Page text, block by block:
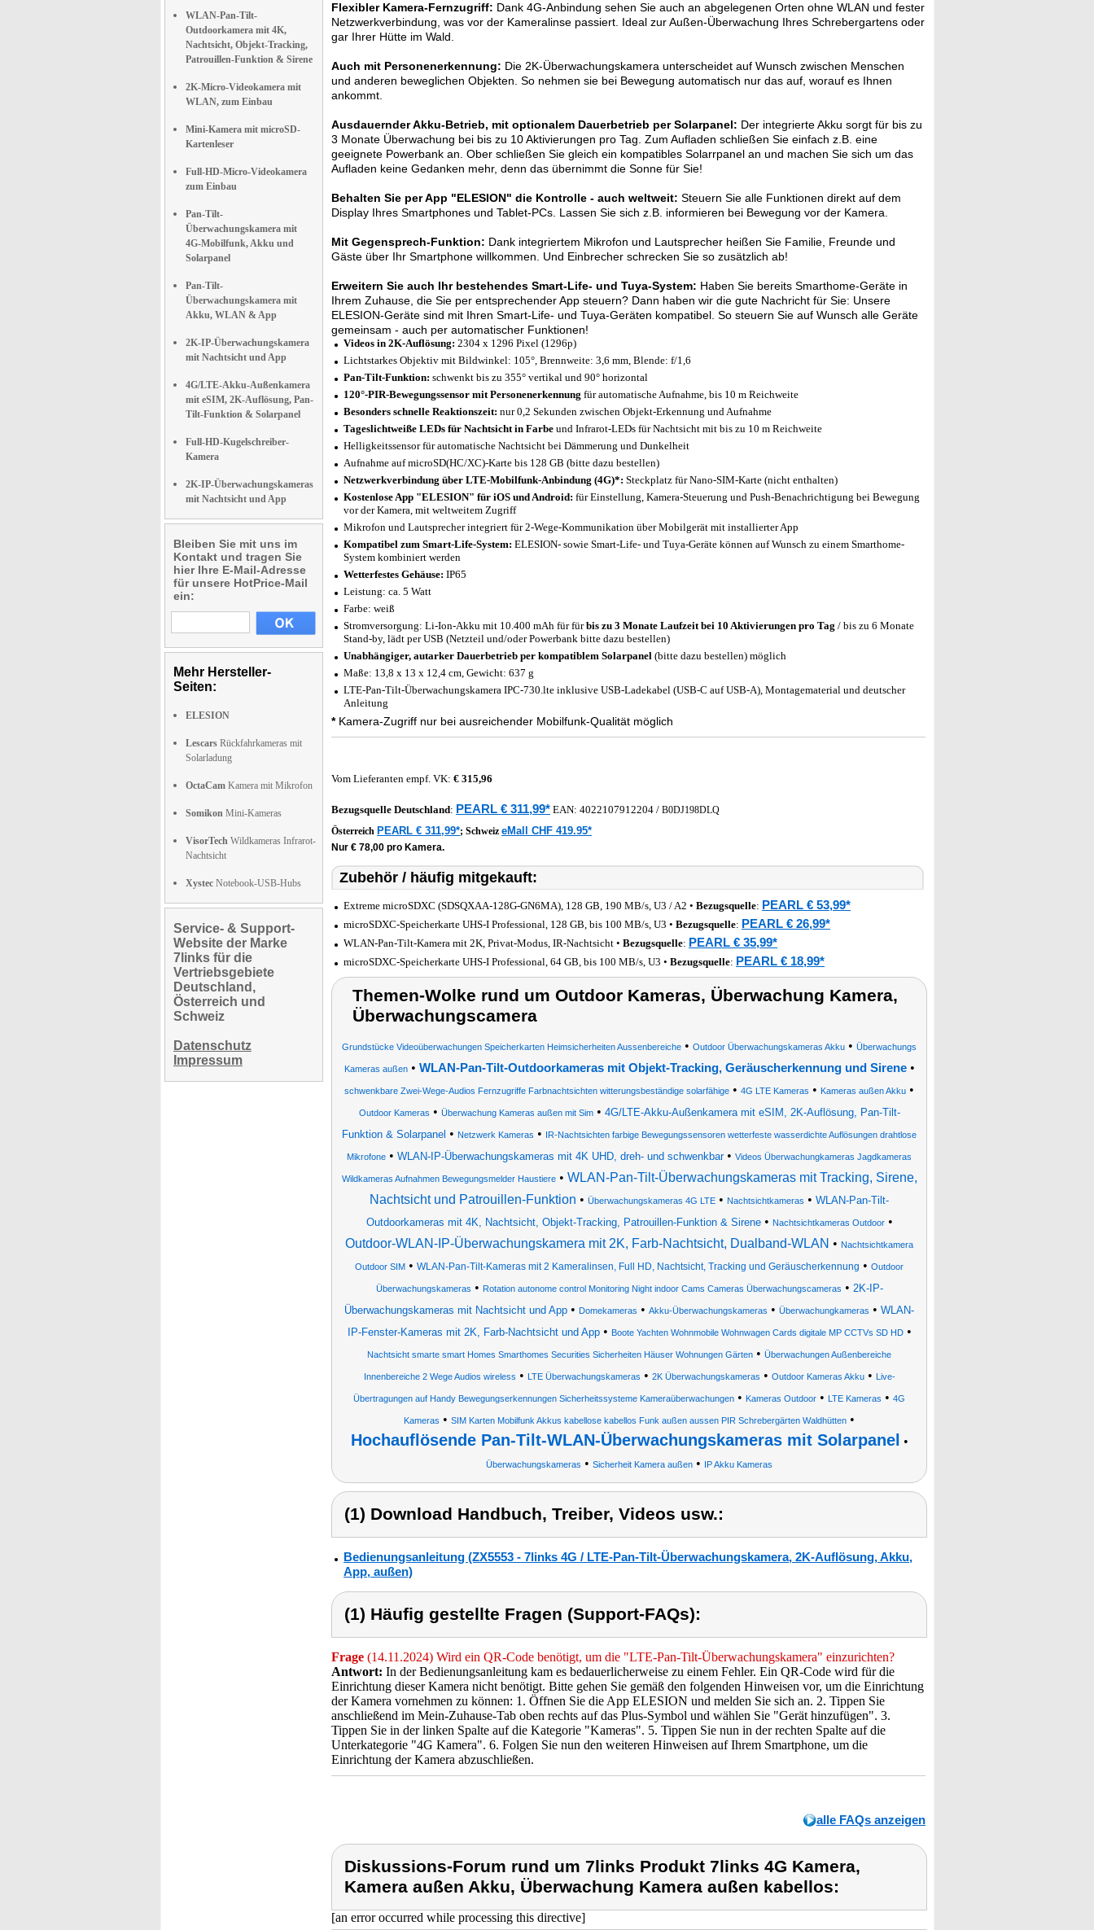
WLAN-Pan-Tilt-
Outdoorkamera mit 4K,
Nachtsicht, Objekt-Tracking,
Patrouillen-Funktion & Sirene
2K-Micro-Videokamera mit
WLAN, zum Einbau
Mini-Kamera mit microSD-
Kartenleser
Full-HD-Micro-Videokamera
zum Einbau
Pan-Tilt-
Überwachungskamera mit
4G-Mobilfunk, Akku und
Solarpanel
Pan-Tilt-
Überwachungskamera mit
Akku, WLAN & App
2K-IP-Überwachungskamera
mit Nachtsicht und App
4G/LTE-Akku-Außenkamera
mit eSIM, 2K-Auflösung, Pan-
Tilt-Funktion & Solarpanel
Full-HD-Kugelschreiber-
Kamera
2K-IP-Überwachungskameras
mit Nachtsicht und App
Bleiben Sie mit uns im
Kontakt und tragen Sie
hier Ihre E-Mail-Adresse
für unsere HotPrice-Mail
ein:
Mehr Hersteller-
Seiten:
ELESION
Lescars Rückfahrkameras mit
Solarladung
OctaCam Kamera mit Mikrofon
Somikon Mini-Kameras
VisorTech Wildkameras Infrarot-
Nachtsicht
Xystec Notebook-USB-Hubs
Service- & Support-
Website der Marke
7links für die
Vertriebsgebiete
Deutschland,
Österreich und
Schweiz
Datenschutz
Impressum
Flexibler Kamera-Fernzugriff: Dank 4G-Anbindung sehen Sie auch an abgelegenen Orten ohne WLAN und fester
Netzwerkverbindung, was vor der Kameralinse passiert. Ideal zur Außen-Überwachung Ihres Schrebergartens oder
gar Ihrer Hütte im Wald.
Auch mit Personenerkennung: Die 2K-Überwachungskamera unterscheidet auf Wunsch zwischen Menschen
und anderen beweglichen Objekten. So nehmen sie bei Bewegung automatisch nur das auf, worauf es Ihnen
ankommt.
Ausdauernder Akku-Betrieb, mit optionalem Dauerbetrieb per Solarpanel: Der integrierte Akku sorgt für bis zu
3 Monate Überwachung bei bis zu 10 Aktivierungen pro Tag. Zum Aufladen schließen Sie einfach z.B. eine
geeignete Powerbank an. Ober schließen Sie gleich ein kompatibles Solarrpanel an und machen Sie sich um das
Aufladen keine Gedanken mehr, denn das übernimmt die Sonne für Sie!
Behalten Sie per App "ELESION" die Kontrolle - auch weltweit: Steuern Sie alle Funktionen direkt auf dem
Display Ihres Smartphones und Tablet-PCs. Lassen Sie sich z.B. informieren bei Bewegung vor der Kamera.
Mit Gegensprech-Funktion: Dank integriertem Mikrofon und Lautsprecher heißen Sie Familie, Freunde und
Gäste über Ihr Smartphone willkommen. Und Einbrecher schrecken Sie so zusätzlich ab!
Erweitern Sie auch Ihr bestehendes Smart-Life- und Tuya-System: Haben Sie bereits Smarthome-Geräte in
Ihrem Zuhause, die Sie per entsprechender App steuern? Dann haben wir die gute Nachricht für Sie: Unsere
ELESION-Geräte sind mit Ihren Smart-Life- und Tuya-Geräten kompatibel. So steuern Sie auf Wunsch alle Geräte
gemeinsam - auch per automatischer Funktionen!
Videos in 2K-Auflösung: 2304 x 1296 Pixel (1296p)
Lichtstarkes Objektiv mit Bildwinkel: 105°, Brennweite: 3,6 mm, Blende: f/1,6
Pan-Tilt-Funktion: schwenkt bis zu 355° vertikal und 90° horizontal
120°-PIR-Bewegungssensor mit Personenerkennung für automatische Aufnahme, bis 10 m Reichweite
Besonders schnelle Reaktionszeit: nur 0,2 Sekunden zwischen Objekt-Erkennung und Aufnahme
Tageslichtweiße LEDs für Nachtsicht in Farbe und Infrarot-LEDs für Nachtsicht mit bis zu 10 m Reichweite
Helligkeitssensor für automatische Nachtsicht bei Dämmerung und Dunkelheit
Aufnahme auf microSD(HC/XC)-Karte bis 128 GB (bitte dazu bestellen)
Netzwerkverbindung über LTE-Mobilfunk-Anbindung (4G)*: Steckplatz für Nano-SIM-Karte (nicht enthalten)
Kostenlose App "ELESION" für iOS und Android: für Einstellung, Kamera-Steuerung und Push-Benachrichtigung bei Bewegung
vor der Kamera, mit weltweitem Zugriff
Mikrofon und Lautsprecher integriert für 2-Wege-Kommunikation über Mobilgerät mit installierter App
Kompatibel zum Smart-Life-System: ELESION- sowie Smart-Life- und Tuya-Geräte können auf Wunsch zu einem Smarthome-
System kombiniert werden
Wetterfestes Gehäuse: IP65
Leistung: ca. 5 Watt
Farbe: weiß
Stromversorgung: Li-Ion-Akku mit 10.400 mAh für fürbis zu 3 Monate Laufzeit bei 10 Aktivierungen pro Tag / bis zu 6 Monate
Stand-by, lädt per USB (Netzteil und/oder Powerbank bitte dazu bestellen)
Unabhängiger, autarker Dauerbetrieb per kompatiblem Solarpanel (bitte dazu bestellen) möglich
Maße: 13,8 x 13 x 12,4 cm, Gewicht: 637 g
LTE-Pan-Tilt-Überwachungskamera IPC-730.lte inklusive USB-Ladekabel (USB-C auf USB-A), Montagematerial und deutscher
Anleitung
*Kamera-Zugriff nur bei ausreichender Mobilfunk-Qualität möglich
Vom Lieferanten empf. VK: € 315,96
Bezugsquelle Deutschland: PEARL € 311,99* EAN: 4022107912204 / B0DJ198DLQ
Österreich PEARL € 311,99*; Schweiz eMall CHF 419.95*
Nur € 78,00 pro Kamera.
Zubehör / häufig mitgekauft:
Extreme microSDXC (SDSQXAA-128G-GN6MA), 128 GB, 190 MB/s, U3 / A2 • Bezugsquelle: PEARL € 53,99*
microSDXC-Speicherkarte UHS-I Professional, 128 GB, bis 100 MB/s, U3 • Bezugsquelle: PEARL € 26,99*
WLAN-Pan-Tilt-Kamera mit 2K, Privat-Modus, IR-Nachtsicht • Bezugsquelle: PEARL € 35,99*
microSDXC-Speicherkarte UHS-I Professional, 64 GB, bis 100 MB/s, U3 • Bezugsquelle: PEARL € 18,99*
Themen-Wolke rund um Outdoor Kameras, Überwachung Kamera,
Überwachungscamera
Grundstücke Videoüberwachungen Speicherkarten Heimsicherheiten Aussenbereiche • Outdoor Überwachungskameras Akku • Überwachungs
Kameras außen• WLAN-Pan-Tilt-Outdoorkameras mit Objekt-Tracking, Geräuscherkennung und Sirene•
schwenkbare Zwei-Wege-Audios Fernzugriffe Farbnachtsichten witterungsbeständige solarfähige • 4G LTE Kameras • Kameras außen Akku •
Outdoor Kameras • Überwachung Kameras außen mit Sim• 4G/LTE-Akku-Außenkamera mit eSIM, 2K-Auflösung, Pan-Tilt-
Funktion & Solarpanel • Netzwerk Kameras • IR-Nachtsichten farbige Bewegungssensoren wetterfeste wasserdichte Auflösungen drahtlose
Mikrofone • WLAN-IP-Überwachungskameras mit 4K UHD, dreh- und schwenkbar• Videos Überwachungkameras Jagdkameras
Wildkameras Aufnahmen Bewegungsmelder Haustiere• WLAN-Pan-Tilt-Überwachungskameras mit Tracking, Sirene,
Nachtsicht und Patrouillen-Funktion • Überwachungskameras 4G LTE • Nachtsichtkameras • WLAN-Pan-Tilt-
Outdoorkameras mit 4K, Nachtsicht, Objekt-Tracking, Patrouillen-Funktion & Sirene• Nachtsichtkameras Outdoor•
Outdoor-WLAN-IP-Überwachungskamera mit 2K, Farb-Nachtsicht, Dualband-WLAN • Nachtsichtkamera
Outdoor SIM • WLAN-Pan-Tilt-Kameras mit 2 Kameralinsen, Full HD, Nachtsicht, Tracking und Geräuscherkennung • Outdoor
Überwachungskameras • Rotation autonome control Monitoring Night indoor Cams Cameras Überwachungscameras • 2K-IP-
Überwachungskameras mit Nachtsicht und App • Domekameras • Akku-Überwachungskameras • Überwachungkameras • WLAN-
IP-Fenster-Kameras mit 2K, Farb-Nachtsicht und App• Boote Yachten Wohnmobile Wohnwagen Cards digitale MP CCTVs SD HD•
Nachtsicht smarte smart Homes Smarthomes Securities Sicherheiten Häuser Wohnungen Gärten • Überwachungen Außenbereiche
Innenbereiche 2 Wege Audios wireless • LTE Überwachungskameras • 2K Überwachungskameras • Outdoor Kameras Akku• Live-
Übertragungen auf Handy Bewegungserkennungen Sicherheitssysteme Kameraüberwachungen • Kameras Outdoor • LTE Kameras • 4G
Kameras • SIM Karten Mobilfunk Akkus kabellose kabellos Funk außen aussen PIR Schrebergärten Waldhütten •
Hochauflösende Pan-Tilt-WLAN-Überwachungskameras mit Solarpanel •
Überwachungskameras • Sicherheit Kamera außen • IP Akku Kameras
(1) Download Handbuch, Treiber, Videos usw.:
Bedienungsanleitung (ZX5553 - 7links 4G / LTE-Pan-Tilt-Überwachungskamera, 2K-Auflösung, Akku,
App, außen)
(1) Häufig gestellte Fragen (Support-FAQs):
Frage (14.11.2024) Wird ein QR-Code benötigt, um die "LTE-Pan-Tilt-Überwachungskamera" einzurichten?
Antwort: In der Bedienungsanleitung kam es bedauerlicherweise zu einem Fehler. Ein QR-Code wird für die
Einrichtung dieser Kamera nicht benötigt. Bitte gehen Sie gemäß den folgenden Hinweisen vor, um die Einrichtung
der Kamera vornehmen zu können: 1. Öffnen Sie die App ELESION und melden Sie sich an. 2. Tippen Sie
anschließend im Mein-Zuhause-Tab oben rechts auf das Plus-Symbol und wählen Sie "Gerät hinzufügen". 3.
Tippen Sie in der linken Spalte auf die Kategorie "Kameras". 5. Tippen Sie nun in der rechten Spalte auf die
Unterkategorie "4G Kamera". 6. Folgen Sie nun den weiteren Hinweisen auf Ihrem Smartphone, um die
Einrichtung der Kamera abzuschließen.
alle FAQs anzeigen
Diskussions-Forum rund um 7links Produkt 7links 4G Kamera,
Kamera außen Akku, Überwachung Kamera außen kabellos:
[an error occurred while processing this directive]